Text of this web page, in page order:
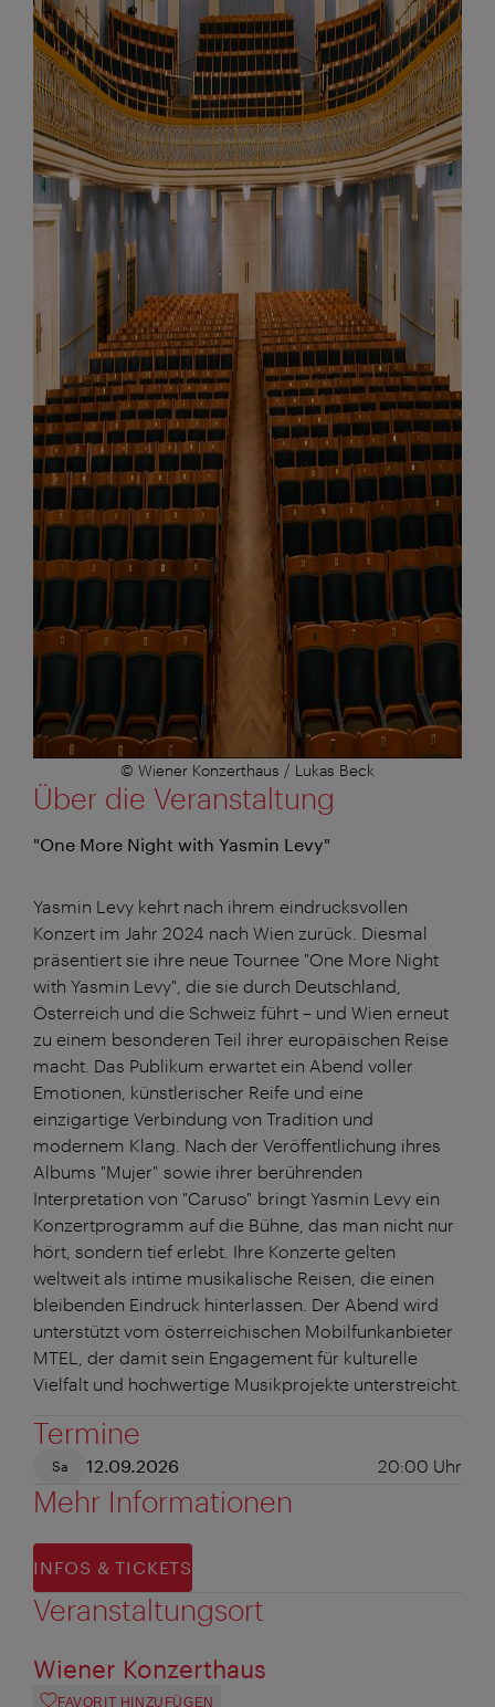
© Wiener Konzerthaus / Lukas Beck
Über die Veranstaltung
"One More Night with Yasmin Levy"
Yasmin Levy kehrt nach ihrem eindrucksvollen
Konzert im Jahr 2024 nach Wien zurück. Diesmal
präsentiert sie ihre neue Tournee "One More Night
with Yasmin Levy", die sie durch Deutschland,
Österreich und die Schweiz führt – und Wien erneut
zu einem besonderen Teil ihrer europäischen Reise
macht. Das Publikum erwartet ein Abend voller
Emotionen, künstlerischer Reife und eine
einzigartige Verbindung von Tradition und
modernem Klang. Nach der Veröffentlichung ihres
Albums "Mujer" sowie ihrer berührenden
Interpretation von "Caruso" bringt Yasmin Levy ein
Konzertprogramm auf die Bühne, das man nicht nur
hört, sondern tief erlebt. Ihre Konzerte gelten
weltweit als intime musikalische Reisen, die einen
bleibenden Eindruck hinterlassen. Der Abend wird
unterstützt vom österreichischen Mobilfunkanbieter
MTEL, der damit sein Engagement für kulturelle
Vielfalt und hochwertige Musikprojekte unterstreicht.
Termine
Sa 12.09.2026 20:00 Uhr
Mehr Informationen
INFOS & TICKETS
Veranstaltungsort
Wiener Konzerthaus
FAVORIT HINZUFÜGEN